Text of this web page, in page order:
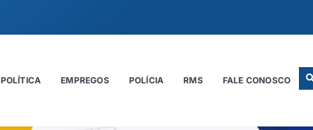
POLÍTICA EMPREGOS POLÍCIA RMS FALE CONOSCO